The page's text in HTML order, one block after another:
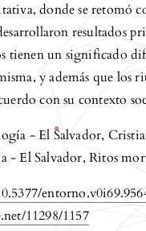
donde se retomó
resultados
tienen un significado
y además que los
con su contexto
- El Salvador,
- El Salvador, Ritos
11298/1157